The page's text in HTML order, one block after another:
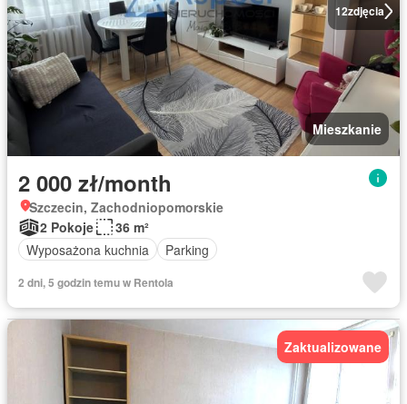
12zdjęcia
Mieszkanie
2 000 zł/month
Szczecin, Zachodniopomorskie
2 Pokoje
36 m²
Wyposażona kuchnia
Parking
2 dni, 5 godzin temu w Rentola
Zaktualizowane